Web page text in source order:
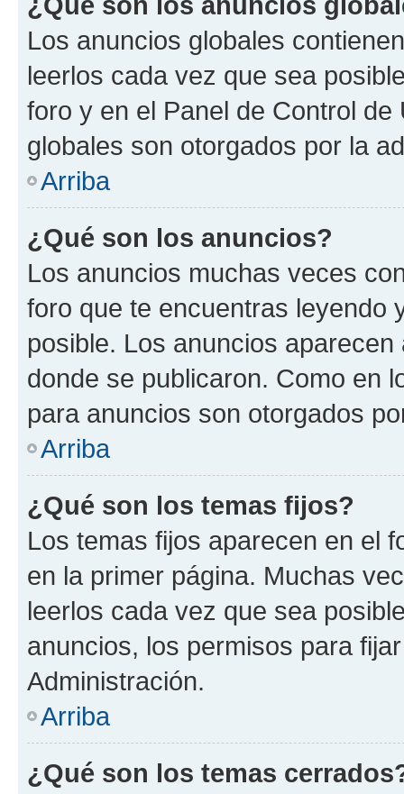
Los anuncios globales
leerlos cada vez que sea
foro y en el Panel de Control
globales son otorgados por la
Arriba
¿Qué son los anuncios?
Los anuncios muchas veces
foro que te encuentras leyendo
posible. Los anuncios
donde se publicaron. Como en
para anuncios son otorgados
Arriba
¿Qué son los temas fijos?
Los temas fijos aparecen en el
en la primer página. Muchas
leerlos cada vez que sea
anuncios, los permisos para
Administración.
Arriba
¿Qué son los temas